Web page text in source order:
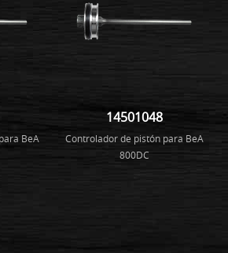
BeA
14501048
Controlador de pistón para BeA
800DC